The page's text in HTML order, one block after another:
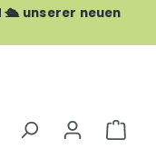
🛳️ unserer neuen